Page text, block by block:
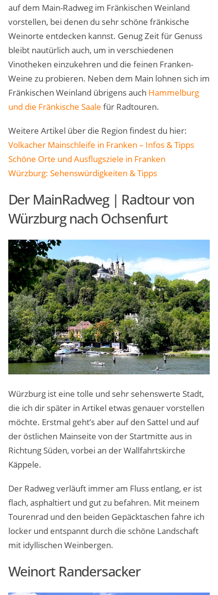
auf dem Main-Radweg im Fränkischen Weinland
vorstellen, bei denen du sehr schöne fränkische
Weinorte entdecken kannst. Genug Zeit für Genuss
bleibt nautürlich auch, um in verschiedenen
Vinotheken einzukehren und die feinen Franken-
Weine zu probieren. Neben dem Main lohnen sich im
Fränkischen Weinland übrigens auch Hammelburg
und die Fränkische Saale für Radtouren.
Weitere Artikel über die Region findest du hier:
Volkacher Mainschleife in Franken – Infos & Tipps
Schöne Orte und Ausflugsziele in Franken
Würzburg: Sehenswürdigkeiten & Tipps
Der MainRadweg | Radtour von
Würzburg nach Ochsenfurt
Würzburg ist eine tolle und sehr sehenswerte Stadt,
die ich dir später in Artikel etwas genauer vorstellen
möchte. Erstmal geht’s aber auf den Sattel und auf
der östlichen Mainseite von der Startmitte aus in
Richtung Süden, vorbei an der Wallfahrtskirche
Käppele.
Der Radweg verläuft immer am Fluss entlang, er ist
flach, asphaltiert und gut zu befahren. Mit meinem
Tourenrad und den beiden Gepäcktaschen fahre ich
locker und entspannt durch die schöne Landschaft
mit idyllischen Weinbergen.
Weinort Randersacker